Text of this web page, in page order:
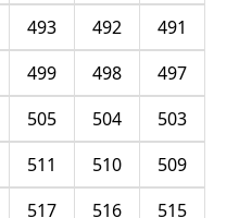
491
492
493
497
498
499
503
504
505
509
510
511
515
516
517